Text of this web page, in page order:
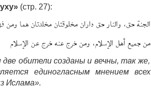
(стр. 27):
الجنة حق، والنار حق داران مخلوقتان مخلدتان هما
من جميع أهل الإسلام، ومن خرج عنه خرج عن الإسلام
обители созданы и вечны, так же,
единогласным мнением всех
Ислама».